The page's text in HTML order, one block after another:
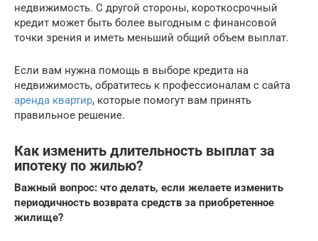
недвижимость. С другой стороны, короткосрочный
кредит может быть более выгодным с финансовой
точки зрения и иметь меньший общий объем выплат.
Если вам нужна помощь в выборе кредита на
недвижимость, обратитесь к профессионалам с сайта
аренда квартир, которые помогут вам принять
правильное решение.
Как изменить длительность выплат за
ипотеку по жилью?
Важный вопрос: что делать, если желаете изменить
периодичность возврата средств за приобретенное
жилище?